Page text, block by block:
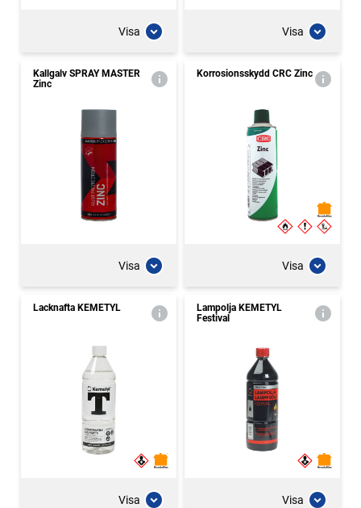
Visa Visa
Kallgalv SPRAY MASTER
Zinc
Visa
Korrosionsskydd CRC Zinc
Visa
Lacknafta KEMETYL
Visa
Lampolja KEMETYL
Festival
Visa